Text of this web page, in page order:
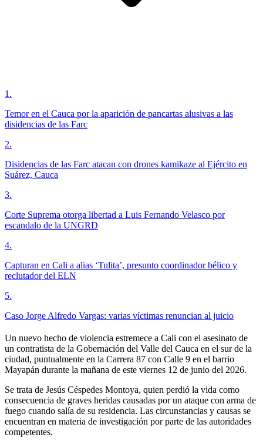
1 .
Temor en el Cauca por la aparición de pancartas alusivas a las
disidencias de las Farc
2.
Disidencias de las Farc atacan con drones kamikaze al Ejército en
Suárez, Cauca
3.
Corte Suprema otorga libertad a Luis Fernando Velasco por
escandalo de la UNGRD
4.
Capturan en Cali a alias ‘Tulita’, presunto coordinador bélico y
reclutador del ELN
5.
Caso Jorge Alfredo Vargas: varias víctimas renuncian al juicio
Un nuevo hecho de violencia estremece a Cali con el asesinato de
un contratista de la Gobernación del Valle del Cauca en el sur de la
ciudad, puntualmente en la Carrera 87 con Calle 9 en el barrio
Mayapán durante la mañana de este viernes 12 de junio del 2026.
Se trata de Jesús Céspedes Montoya, quien perdió la vida como
consecuencia de graves heridas causadas por un ataque con arma de
fuego cuando salía de su residencia. Las circunstancias y causas se
encuentran en materia de investigación por parte de las autoridades
competentes.